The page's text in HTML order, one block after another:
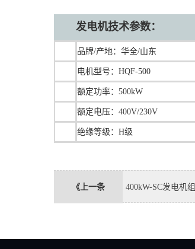
发电机技术参数：
品牌/产地：华全/山东
电机型号：HQF-500
额定功率：500kW
额定电压：400V/230V
绝缘等级：H级
《上一条 400kW-SC发电机组